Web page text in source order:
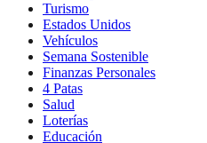
Turismo
Estados Unidos
Vehículos
Semana Sostenible
Finanzas Personales
4 Patas
Salud
Loterías
Educación